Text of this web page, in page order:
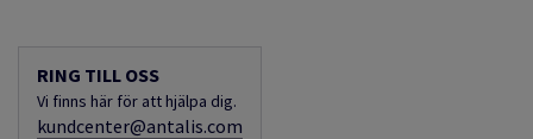
RING TILL OSS
Vi finns här för att hjälpa dig.
kundcenter@antalis.com